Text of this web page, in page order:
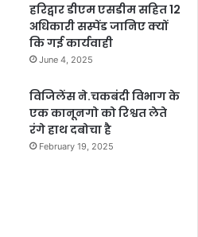
हरिद्वार डीएम एसडीम सहित 12
अधिकारी सस्पेंड जानिए क्यों
कि गई कार्यवाही
June 4, 2025
विजिलेंस ने.चकबंदी विभाग के
एक कानूनगो को रिश्वत लेते
रंगे हाथ दबोचा है
February 19, 2025